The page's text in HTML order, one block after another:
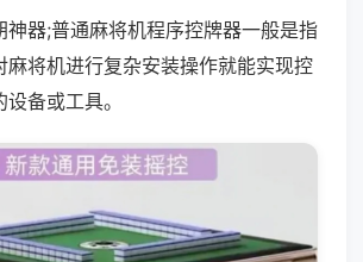
神器;普通麻将机程序控牌器一般是指
麻将机进行复杂安装操作就能实现控
备或工具。